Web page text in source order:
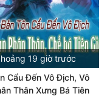
19 giờ trước
Cẩu Đến Vô Địch, Vô
Thân Xưng Bá Tiên